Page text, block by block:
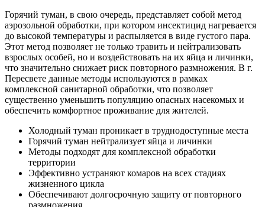
Горячий туман, в свою очередь, представляет собой метод
аэрозольной обработки, при котором инсектицид нагревается
до высокой температуры и распыляется в виде густого пара.
Этот метод позволяет не только травить и нейтрализовать
взрослых особей, но и воздействовать на их яйца и личинки,
что значительно снижает риск повторного размножения. В г.
Пересвете данные методы используются в рамках
комплексной санитарной обработки, что позволяет
существенно уменьшить популяцию опасных насекомых и
обеспечить комфортное проживание для жителей.
Холодный туман проникает в труднодоступные места
Горячий туман нейтрализует яйца и личинки
Методы подходят для комплексной обработки
территории
Эффективно устраняют комаров на всех стадиях
жизненного цикла
Обеспечивают долгосрочную защиту от повторного
размножения